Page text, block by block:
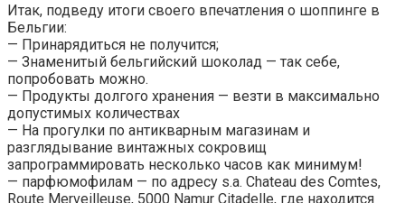
Итак, подведу итоги своего впечатления о шоппинге в
Бельгии:
— Принарядиться не получится;
— Знаменитый бельгийский шоколад — так себе,
попробовать можно.
— Продукты долгого хранения — везти в максимально
допустимых количествах
— На прогулки по антикварным магазинам и
разглядывание винтажных сокровищ
запрограммировать несколько часов как минимум!
— парфюмофилам — по адресу s.a. Chateau des Comtes,
Route Merveilleuse, 5000 Namur Citadelle, где находится